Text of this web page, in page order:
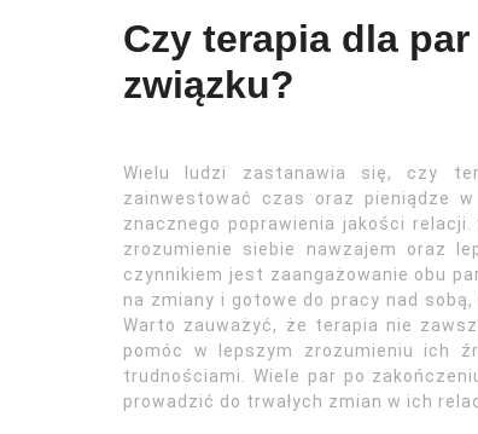
Czy terapia dla
związku?
Wielu ludzi zastanawia się, czy
zainwestować czas oraz pieniądze
znacznego poprawienia jakości
zrozumienie siebie nawzajem oraz
czynnikiem jest zaangażowanie obu
na zmiany i gotowe do pracy nad
Warto zauważyć, że terapia nie
pomóc w lepszym zrozumieniu ich
trudnościami. Wiele par po
prowadzić do trwałych zmian w ich